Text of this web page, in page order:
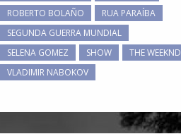
ROBERTO BOLAÑO
RUA PARAÍBA
SEGUNDA GUERRA MUNDIAL
SELENA GOMEZ
SHOW
THE WEEKND
VLADIMIR NABOKOV